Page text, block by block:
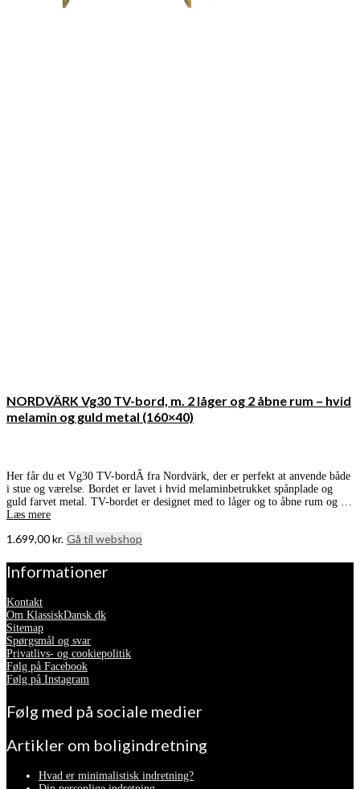
NORDVÄRK Vg30 TV-bord, m. 2 låger og 2 åbne rum – hvid
melamin og guld metal (160×40)
Her får du et Vg30 TV-bordÂ fra Nordvärk, der er perfekt at anvende både
i stue og værelse. Bordet er lavet i hvid melaminbetrukket spånplade og
guld farvet metal. TV-bordet er designet med to låger og to åbne rum og …
Læs mere
1.699,00kr. Gå til webshop
Informationer
Kontakt
Om KlassiskDansk.dk
Sitemap
Spørgsmål og svar
Privatlivs- og cookiepolitik
Følg på Facebook
Følg på Instagram
Følg med på sociale medier
Artikler om boligindretning
Hvad er minimalistisk indretning?